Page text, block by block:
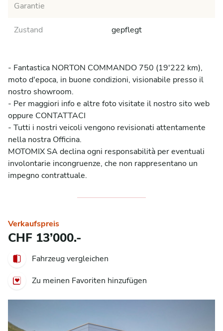
Garantie
Zustand gepflegt
- Fantastica NORTON COMMANDO 750 (19'222 km),
moto d'epoca, in buone condizioni, visionabile presso il
nostro showroom.
- Per maggiori info e altre foto visitate il nostro sito web
oppure CONTATTACI
- Tutti i nostri veicoli vengono revisionati attentamente
nella nostra Officina.
MOTOMIX SA declina ogni responsabilità per eventuali
involontarie incongruenze, che non rappresentano un
impegno contrattuale.
Verkaufspreis
CHF 13’000.-
Fahrzeug vergleichen
Zu meinen Favoriten hinzufügen